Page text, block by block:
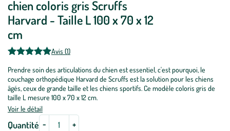
chien coloris gris Scruffs
Harvard - Taille L 100 x 70 x 12
cm
Avis (1)
Prendre soin des articulations du chien est essentiel, c'est pourquoi, le
couchage orthopédique Harvard de Scruffs est la solution pour les chiens
âgés, ceux de grande taille et les chiens sportifs. Ce modèle coloris gris de
taille L mesure 100 x 70 x 12 cm.
Voir le détail
Quantité - +